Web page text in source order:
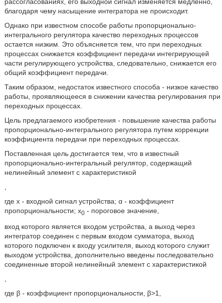
рассогласованиях, его выходной сигнал изменяется медленно,
благодаря чему насыщение интегратора не происходит.
Однако при известном способе работы пропорционально-
интегрального регулятора качество переходных процессов
остается низким. Это объясняется тем, что при переходных
процессах снижается коэффициент передачи интегрирующей
части регулирующего устройства, следовательно, снижается его
общий коэффициент передачи.
Таким образом, недостаток известного способа - низкое качество
работы, проявляющееся в снижении качества регулирования при
переходных процессах.
Цель предлагаемого изобретения - повышение качества работы
пропорционально-интегрального регулятора путем коррекции
коэффициента передачи при переходных процессах.
Поставленная цель достигается тем, что в известный
пропорционально-интегральный регулятор, содержащий
нелинейный элемент с характеристикой
,
где x - входной сигнал устройства; α - коэффициент
пропорциональности; х0- пороговое значение,
вход которого является входом устройства, а выход через
интегратор соединен с первым входом сумматора, выход
которого подключен к входу усилителя, выход которого служит
выходом устройства, дополнительно введены последовательно
соединенные второй нелинейный элемент с характеристикой
где β - коэффициент пропорциональности, β>1,